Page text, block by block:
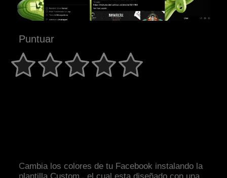
Puntuar
Cambia los colores de tu Facebook instalando la